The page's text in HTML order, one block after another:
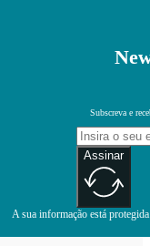
Subscreva e
Assinar
A sua informação está